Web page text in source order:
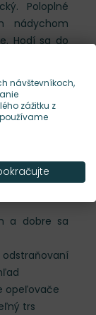
Poloplné
nádychom
Hodí sa do
aj k
a veľmi
a dobre sa
opeľovače
trs
návštevníkoch,
zážitku z